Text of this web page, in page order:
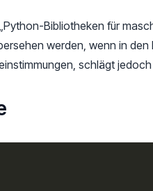
Bibliotheken für
werden, wenn in
schlägt